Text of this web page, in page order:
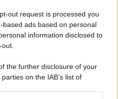
out request is processed you
ads based on personal
information disclosed to
the further disclosure of your
on the IAB’s list of